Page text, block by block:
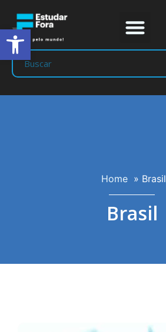
Abrir a barra de ferramentas
Home » Brasil
Brasil